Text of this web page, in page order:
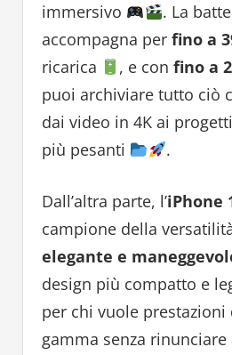
immersivo
. La
accompagna per fino a
ricarica
, e confino a
puoi archiviare tutto ciò
dai video in 4K ai
più pesanti
.
Dall’altra parte, l’iPhone
campione della
elegante e
design più compatto e
per chi vuole prestazioni
gamma senza